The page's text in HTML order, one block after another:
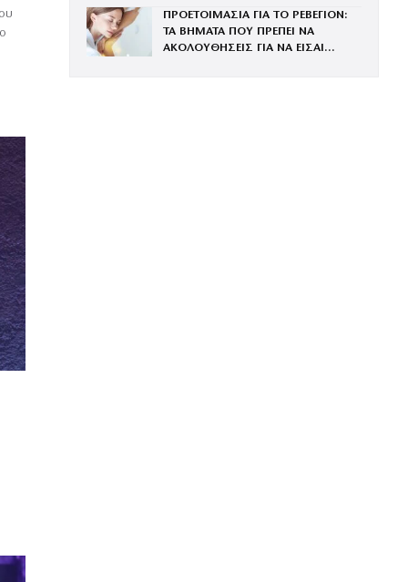
«ΕΙΧΕ ΚΑΤΑΛΗΞΕΙ ΝΑ ΚΛΑΙΕΙ»
ΠΡΟΕΤΟΙΜΑΣΙΑ ΓΙΑ ΤΟ ΡΕΒΕΓΙΟΝ:
ΤΑ ΒΗΜΑΤΑ ΠΟΥ ΠΡΕΠΕΙ ΝΑ
ΑΚΟΛΟΥΘΗΣΕΙΣ ΓΙΑ ΝΑ ΕΙΣΑΙ